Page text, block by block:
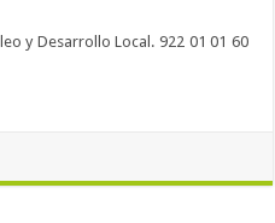
y Desarrollo Local. 922 01 01 60